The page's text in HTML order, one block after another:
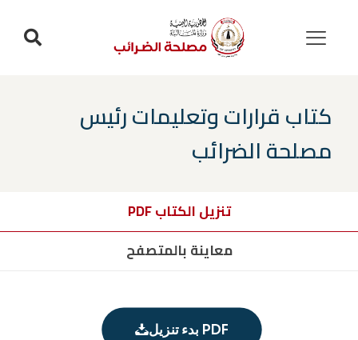
كتاب قرارات وتعليمات رئيس
مصلحة الضرائب
تنزيل الكتاب PDF
معاينة بالمتصفح
بدء تنزيل PDF